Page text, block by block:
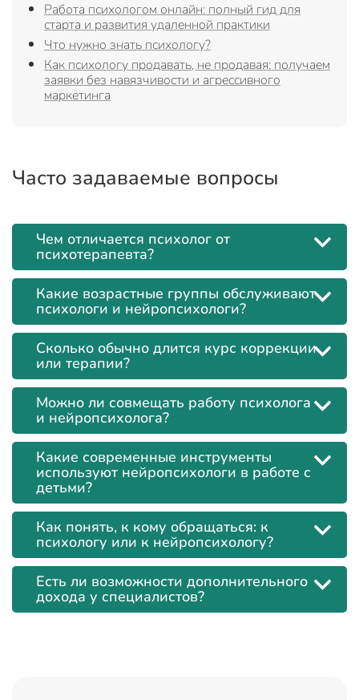
Работа психологом онлайн: полный гид для
старта и развития удаленной практики
Что нужно знать психологу?
Как психологу продавать, не продавая: получаем
заявки без навязчивости и агрессивного
маркетинга
Часто задаваемые вопросы
Чем отличается психолог от
психотерапевта?
Какие возрастные группы обслуживают
психологи и нейропсихологи?
Сколько обычно длится курс коррекции
или терапии?
Можно ли совмещать работу психолога
и нейропсихолога?
Какие современные инструменты
используют нейропсихологи в работе с
детьми?
Как понять, к кому обращаться: к
психологу или к нейропсихологу?
Есть ли возможности дополнительного
дохода у специалистов?